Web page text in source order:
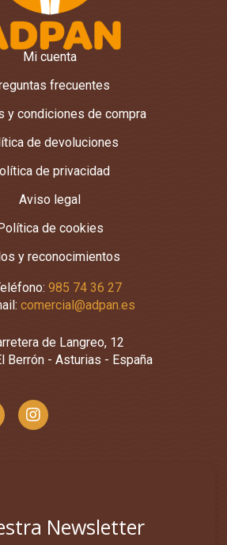
Mi cuenta
frecuentes
y condiciones de compra
de devoluciones
de privacidad
Aviso legal
de cookies
y reconocimientos
985 74 36 27
comercial@adpan.es
de Langreo, 12
Berrón - Asturias - España